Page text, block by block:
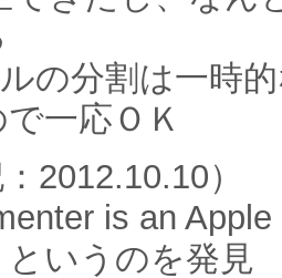
の分割は一時
一応ＯＫ
2012.10.10）
is an
というのを発見